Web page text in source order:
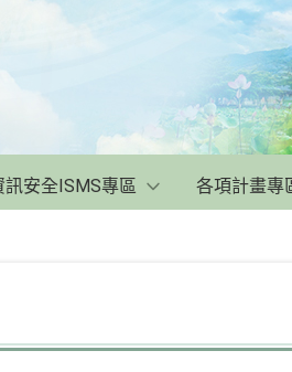
訊安全ISMS專區 各項計畫專